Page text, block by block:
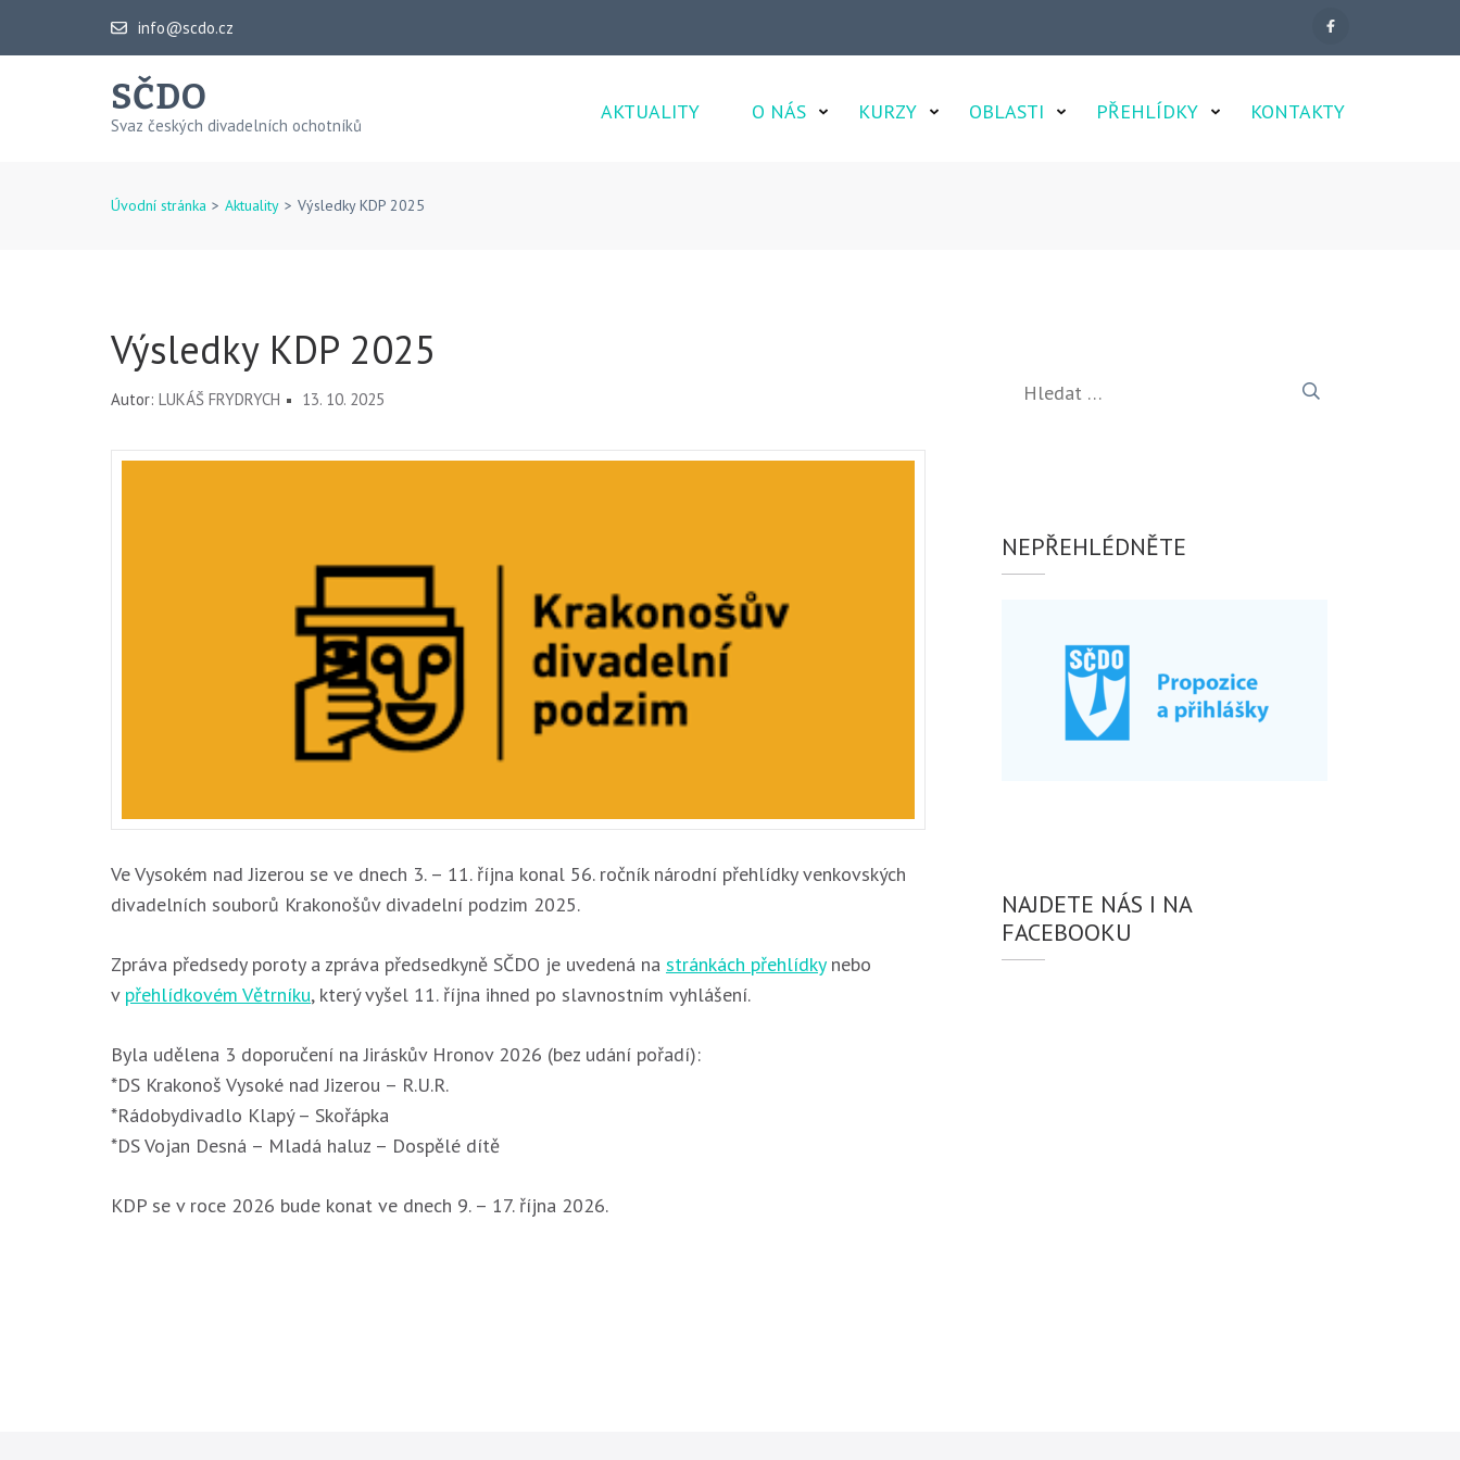
info@scdo.cz
SČDO
Svaz českých divadelních ochotníků
AKTUALITY O NÁS KURZY OBLASTI PŘEHLÍDKY KONTAKTY
Úvodní stránka > Aktuality > Výsledky KDP 2025
Výsledky KDP 2025
Autor: LUKÁŠ FRYDRYCH 13. 10. 2025
Ve Vysokém nad Jizerou se ve dnech 3. – 11. října konal 56. ročník národní přehlídky venkovských
divadelních souborů Krakonošův divadelní podzim 2025.
Zpráva předsedy poroty a zpráva předsedkyně SČDO je uvedená na stránkách přehlídkynebo
v přehlídkovém Větrníku, který vyšel 11. října ihned po slavnostním vyhlášení.
Byla udělena 3 doporučení na Jiráskův Hronov 2026 (bez udání pořadí):
*DS Krakonoš Vysoké nad Jizerou – R.U.R.
*Rádobydivadlo Klapý – Skořápka
*DS Vojan Desná – Mladá haluz – Dospělé dítě
KDP se v roce 2026 bude konat ve dnech 9. – 17. října 2026.
NEPŘEHLÉDNĚTE
NAJDETE NÁS I NA
FACEBOOKU